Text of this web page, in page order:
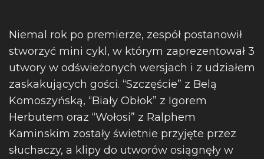
Niemal rok po premierze, zespół postanowił
stworzyć mini cykl, w którym zaprezentował 3
utwory w odświeżonych wersjach i z udziałem
zaskakujących gości. “Szczęście” z Belą
Komoszyńską, “Biały Obłok” z Igorem
Herbutem oraz “Wołosi” z Ralphem
Kaminskim zostały świetnie przyjęte przez
słuchaczy, a klipy do utworów osiągnęły w